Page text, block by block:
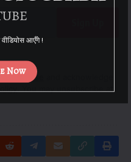
of Use
Now
आएँगे !